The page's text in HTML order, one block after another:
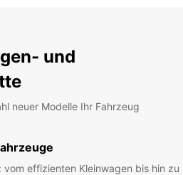
und
neuer Modelle Ihr Fahrzeug
vom effizienten Kleinwagen bis hin zu